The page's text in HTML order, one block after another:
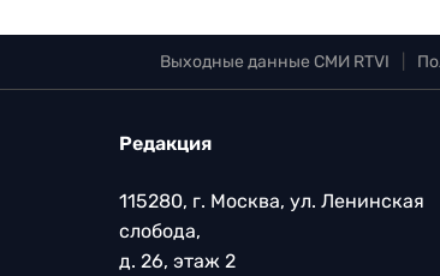
Выходные данные СМИ RTVI
Редакция
115280, г. Москва, ул. Ленинская
слобода,
д. 26, этаж 2